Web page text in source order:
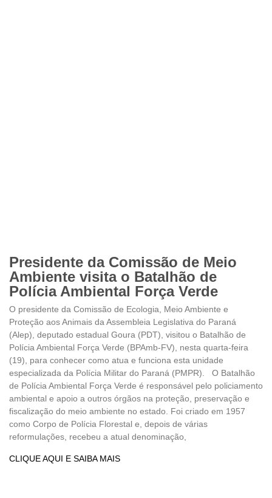
Presidente da Comissão de Meio
Ambiente visita o Batalhão de
Polícia Ambiental Força Verde
O presidente da Comissão de Ecologia, Meio Ambiente e
Proteção aos Animais da Assembleia Legislativa do Paraná
(Alep), deputado estadual Goura (PDT), visitou o Batalhão de
Polícia Ambiental Força Verde (BPAmb-FV), nesta quarta-feira
(19), para conhecer como atua e funciona esta unidade
especializada da Polícia Militar do Paraná (PMPR). O Batalhão
de Polícia Ambiental Força Verde é responsável pelo policiamento
ambiental e apoio a outros órgãos na proteção, preservação e
fiscalização do meio ambiente no estado. Foi criado em 1957
como Corpo de Polícia Florestal e, depois de várias
reformulações, recebeu a atual denominação,
CLIQUE AQUI E SAIBA MAIS